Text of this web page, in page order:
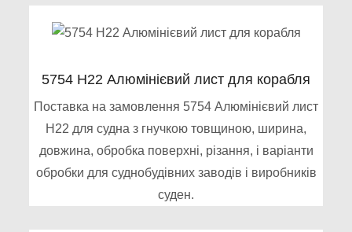
5754 H22 Алюмінієвий лист для корабля
Поставка на замовлення 5754 Алюмінієвий лист
H22 для судна з гнучкою товщиною, ширина,
довжина, обробка поверхні, різання, і варіанти
обробки для суднобудівних заводів і виробників
суден.